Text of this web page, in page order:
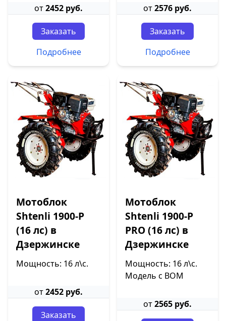
от2452 руб.
Заказать
Подробнее
от2576 руб.
Заказать
Подробнее
Мотоблок
Shtenli 1900-P
(16 лс) в
Дзержинске
Мощность: 16 л\с.
от2452 руб.
Заказать
Мотоблок
Shtenli 1900-P
PRO (16 лс) в
Дзержинске
Мощность: 16 л\с.
Модель с ВОМ
от2565 руб.